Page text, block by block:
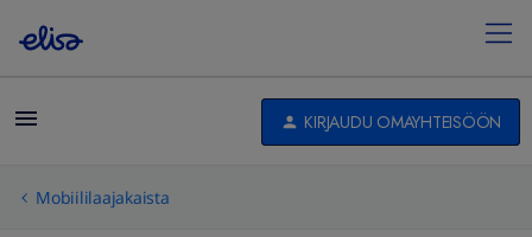
KIRJAUDU OMAYHTEISÖÖN
Mobiililaajakaista